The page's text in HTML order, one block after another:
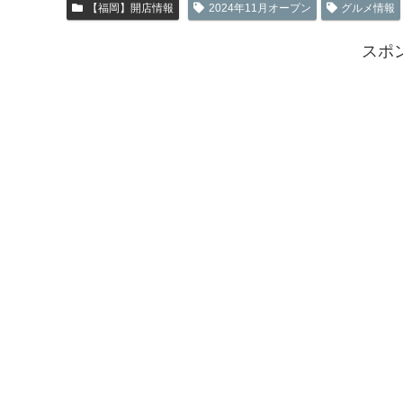
【福岡】開店情報 2024年11月オープン グルメ情報
スポ